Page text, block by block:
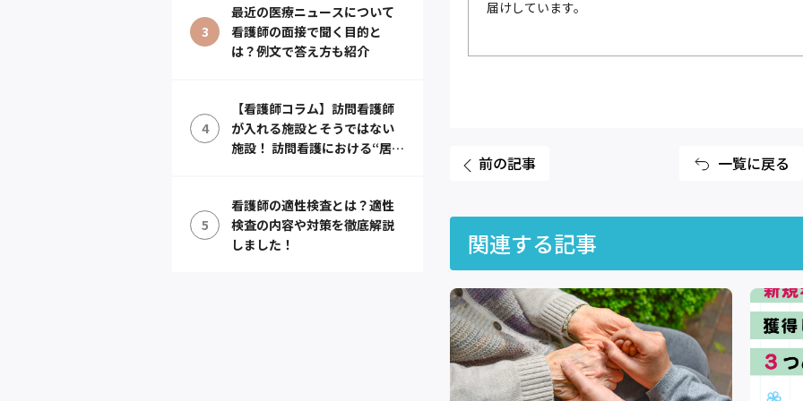
届けしています。
前の記事 一覧に戻る
関連する記事
3
最近の医療ニュースについて
看護師の面接で聞く目的と
は？例文で答え方も紹介
4
【看護師コラム】訪問看護師
が入れる施設とそうではない
施設！ 訪問看護における“居
5
看護師の適性検査とは？適性
検査の内容や対策を徹底解説
しました！